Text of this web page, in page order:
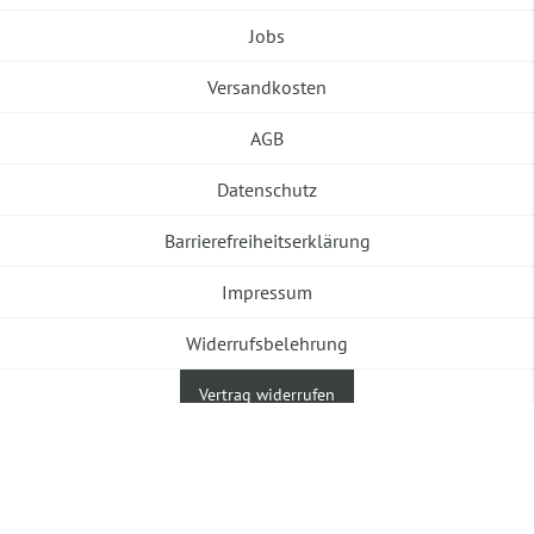
Jobs
Versandkosten
AGB
Datenschutz
Barrierefreiheitserklärung
Impressum
Widerrufsbelehrung
Vertrag widerrufen